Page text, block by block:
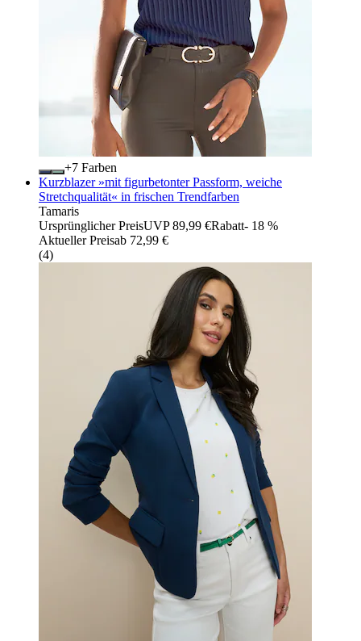
+
Farben
Kurzblazer »mit figurbetonter Passform, weiche
Stretchqualität« in frischen Trendfarben
Tamaris
Ursprünglicher PreisUVP 89,99 €Rabatt- 18 %
Aktueller Preisab 72,99 €
(4)